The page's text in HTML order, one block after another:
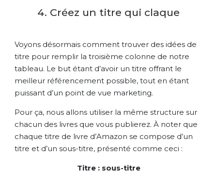
4. Créez un titre qui claque
Voyons désormais comment trouver des idées de
titre pour remplir la troisième colonne de notre
tableau. Le but étant d’avoir un titre offrant le
meilleur référencement possible, tout en étant
puissant d’un point de vue marketing.
Pour ça, nous allons utiliser la même structure sur
chacun des livres que vous publierez. À noter que
chaque titre de livre d’Amazon se compose d’un
titre et d’un sous-titre, présenté comme ceci :
Titre : sous-titre